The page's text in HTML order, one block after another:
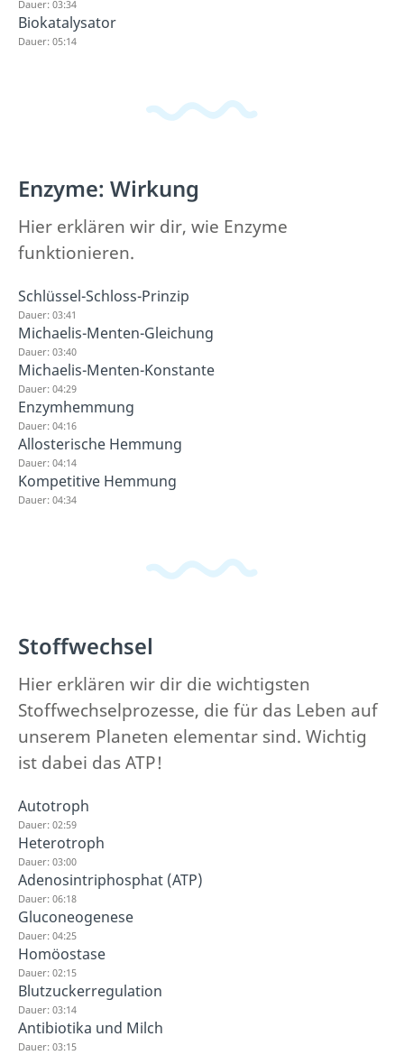
Dauer: 03:34
Biokatalysator
Dauer: 05:14
Enzyme: Wirkung
Hier erklären wir dir, wie Enzyme
funktionieren.
Schlüssel-Schloss-Prinzip
Dauer: 03:41
Michaelis-Menten-Gleichung
Dauer: 03:40
Michaelis-Menten-Konstante
Dauer: 04:29
Enzymhemmung
Dauer: 04:16
Allosterische Hemmung
Dauer: 04:14
Kompetitive Hemmung
Dauer: 04:34
Stoffwechsel
Hier erklären wir dir die wichtigsten
Stoffwechselprozesse, die für das Leben auf
unserem Planeten elementar sind. Wichtig
ist dabei das ATP!
Autotroph
Dauer: 02:59
Heterotroph
Dauer: 03:00
Adenosintriphosphat (ATP)
Dauer: 06:18
Gluconeogenese
Dauer: 04:25
Homöostase
Dauer: 02:15
Blutzuckerregulation
Dauer: 03:14
Antibiotika und Milch
Dauer: 03:15